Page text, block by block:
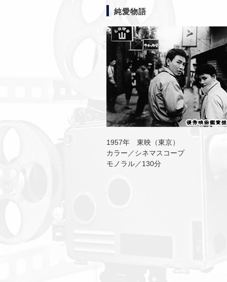
純愛物語
1957年 東映（東京）
カラー／シネマスコープ
モノラル／130分